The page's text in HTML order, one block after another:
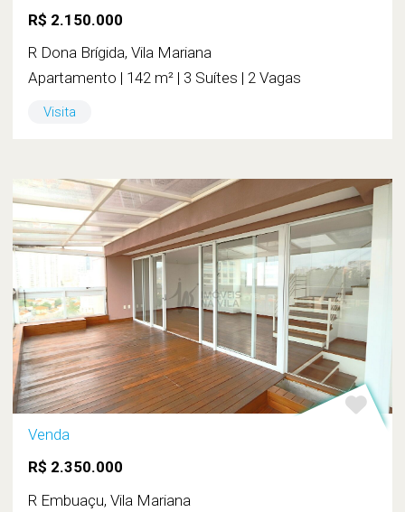
R$ 2.150.000
R Dona Brígida, Vila Mariana
Apartamento | 142 m² | 3 Suítes | 2 Vagas
Visita
Venda
R$ 2.350.000
R Embuaçu, Vila Mariana